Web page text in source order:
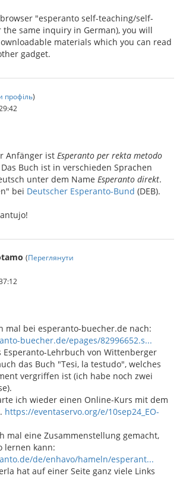
"esperanto self-teaching/self-
the same inquiry in German), you will
materials which you can read
gadget.
профіль)
Anfänger ist Esperanto per rekta metodo
Buch ist in verschieden Sprachen
unter dem Name Esperanto direkt.
bei Deutscher Esperanto-Bund (DEB).
(Переглянути
mal bei esperanto-buecher.de nach:
buecher.de/epages/82996652.s...
Esperanto-Lehrbuch von Wittenberger
das Buch "Tesi, la testudo", welches
vergriffen ist (ich habe noch zwei
ich wieder einen Online-Kurs mit dem
https://eventaservo.org/e/10sep24_EO-
mal eine Zusammenstellung gemacht,
lernen kann:
de/enhavo/hameln/esperant...
hat auf einer Seite ganz viele Links